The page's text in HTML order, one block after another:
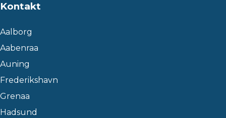
Kontakt
Aalborg
Aabenraa
Auning
Frederikshavn
Grenaa
Hadsund